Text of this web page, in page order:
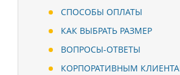
СПОСОБЫ ОПЛАТЫ
КАК ВЫБРАТЬ РАЗМЕР
ВОПРОСЫ-ОТВЕТЫ
КОРПОРАТИВНЫМ